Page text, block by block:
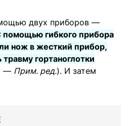
двух приборов —
помощью гибкого прибора
нож в жесткий прибор,
гортаноглотки
— Прим. ред.). И затем